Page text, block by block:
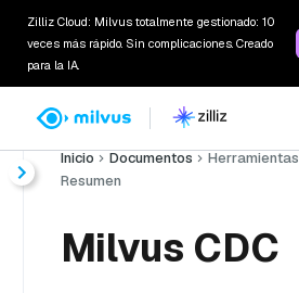
Zilliz Cloud: Milvus totalmente gestionado: 10
veces más rápido. Sin complicaciones. Creado
para la IA.
Inicio Documentos Herramientas
Resumen
Milvus CDC